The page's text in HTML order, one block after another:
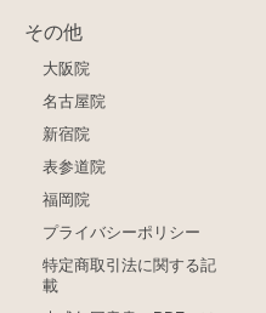
その他
大阪院
名古屋院
新宿院
表参道院
福岡院
プライバシーポリシー
特定商取引法に関する記
載